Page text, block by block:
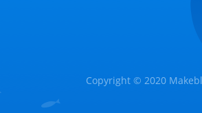
Copyright © 2020